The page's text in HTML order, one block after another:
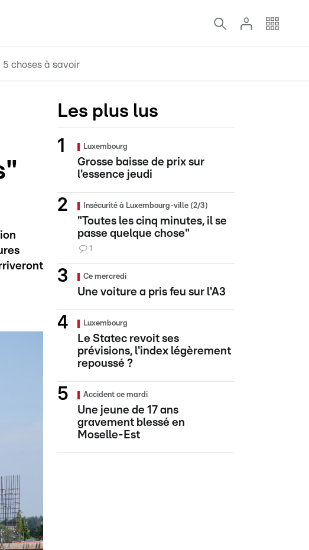
5 choses à savoir
Les plus lus
Luxembourg
Grosse baisse de prix sur
l'essence jeudi
Insécurité à Luxembourg-ville (2/3)
"Toutes les cinq minutes, il se
passe quelque chose"
1
Ce mercredi
Une voiture a pris feu sur l'A3
Luxembourg
Le Statec revoit ses
prévisions, l'index légèrement
repoussé ?
Accident ce mardi
Une jeune de 17 ans
gravement blessé en
Moselle-Est